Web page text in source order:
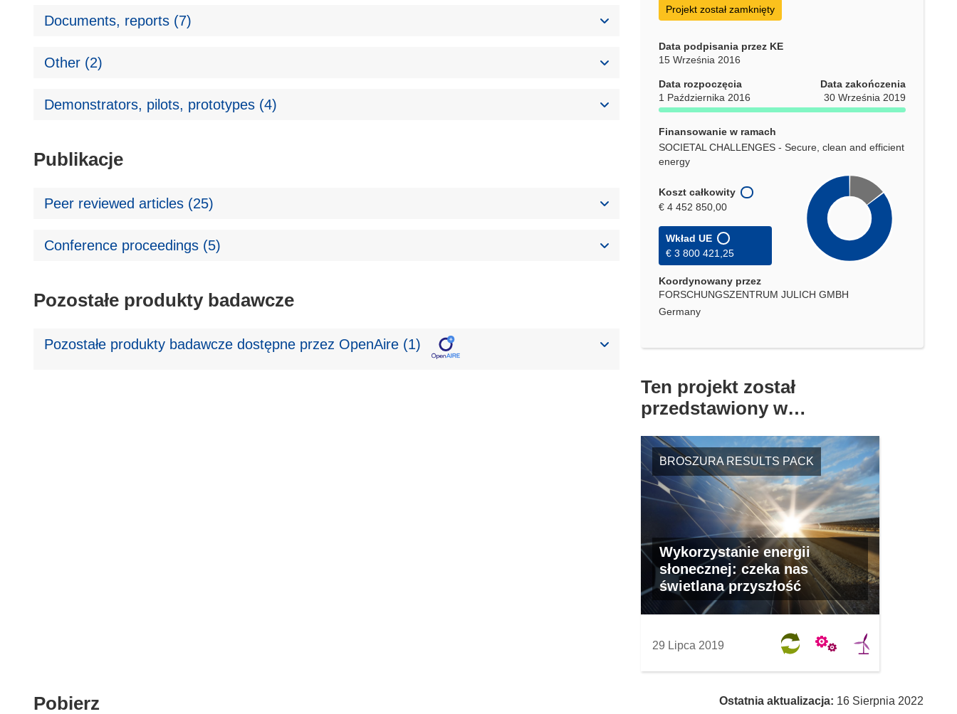
Projekt został zamknięty
Data podpisania przez KE
15 Września 2016
Data rozpoczęcia
1 Października 2016
Data zakończenia
30 Września 2019
Finansowanie w ramach
SOCIETAL CHALLENGES - Secure, clean and efficient
energy
Koszt całkowity
€ 4 452 850,00
Wkład UE
€ 3 800 421,25
Koordynowany przez
FORSCHUNGSZENTRUM JULICH GMBH
Germany
Ten projekt został
przedstawiony w…
BROSZURA RESULTS PACK
Wykorzystanie energii
słonecznej: czeka nas
świetlana przyszłość
29 Lipca 2019
Documents, reports (7)
Other (2)
Demonstrators, pilots, prototypes (4)
Publikacje
Peer reviewed articles (25)
Conference proceedings (5)
Pozostałe produkty badawcze
Pozostałe produkty badawcze dostępne przez OpenAire (1)
Pobierz Ostatnia aktualizacja: 16 Sierpnia 2022